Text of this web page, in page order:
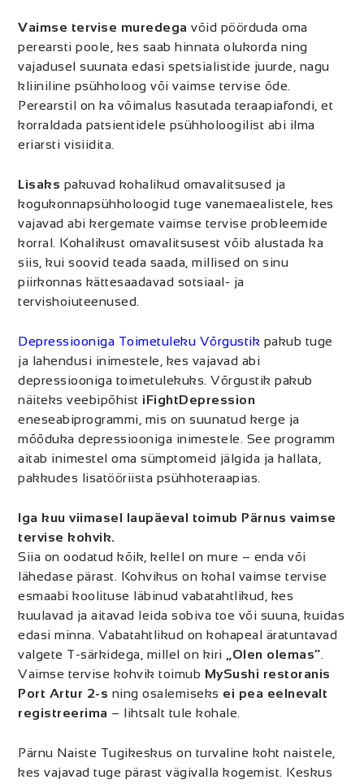
Vaimse tervise muredega võid pöörduda oma
perearsti poole, kes saab hinnata olukorda ning
vajadusel suunata edasi spetsialistide juurde, nagu
kliiniline psühholoog või vaimse tervise õde.
Perearstil on ka võimalus kasutada teraapiafondi, et
korraldada patsientidele psühholoogilist abi ilma
eriarsti visiidita.
Lisaks pakuvad kohalikud omavalitsused ja
kogukonnapsühholoogid tuge vanemaealistele, kes
vajavad abi kergemate vaimse tervise probleemide
korral. Kohalikust omavalitsusest võib alustada ka
siis, kui soovid teada saada, millised on sinu
piirkonnas kättesaadavad sotsiaal- ja
tervishoiuteenused.
Depressiooniga Toimetuleku Võrgustik pakub tuge
ja lahendusi inimestele, kes vajavad abi
depressiooniga toimetulekuks. Võrgustik pakub
näiteks veebipõhist iFightDepression
eneseabiprogrammi, mis on suunatud kerge ja
mõõduka depressiooniga inimestele. See programm
aitab inimestel oma sümptomeid jälgida ja hallata,
pakkudes lisatööriista psühhoteraapias.
Iga kuu viimasel laupäeval toimub Pärnus vaimse
tervise kohvik.
Siia on oodatud kõik, kellel on mure – enda või
lähedase pärast. Kohvikus on kohal vaimse tervise
esmaabi koolituse läbinud vabatahtlikud, kes
kuulavad ja aitavad leida sobiva toe või suuna, kuidas
edasi minna. Vabatahtlikud on kohapeal äratuntavad
valgete T-särkidega, millel on kiri
„Olen olemas“.
Vaimse tervise kohvik toimub MySushi restoranis
Port Artur 2-s ning osalemiseks ei pea eelnevalt
registreerima – lihtsalt tule kohale.
Pärnu Naiste Tugikeskus on turvaline koht naistele,
kes vajavad tuge pärast vägivalla kogemist. Keskus